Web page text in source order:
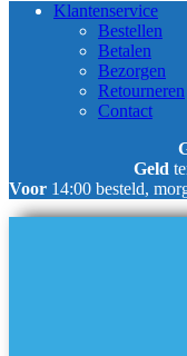
Klantenservice
Bestellen
Betalen
Bezorgen
Retourneren
Contact
Geld
Voor 14:00 besteld,